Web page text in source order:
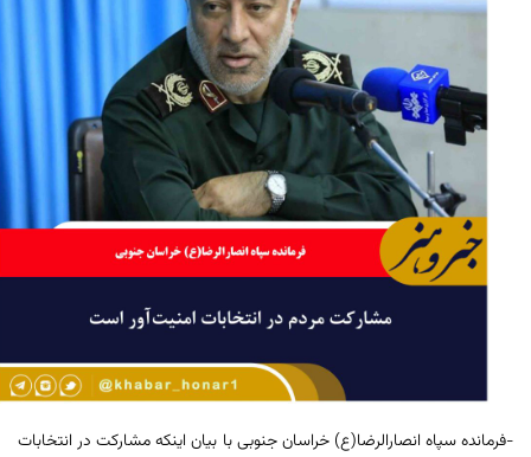
-فرمانده سپاه انصارالرضا(ع) خراسان جنوبی با بیان اینکه مشارکت در انتخابات